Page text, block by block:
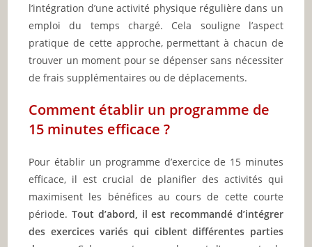
l’intégration d’une activité physique régulière dans un
emploi du temps chargé. Cela souligne l’aspect
pratique de cette approche, permettant à chacun de
trouver un moment pour se dépenser sans nécessiter
de frais supplémentaires ou de déplacements.
Comment établir un programme de
15 minutes efficace ?
Pour établir un programme d’exercice de 15 minutes
efficace, il est crucial de planifier des activités qui
maximisent les bénéfices au cours de cette courte
période. Tout d’abord, il est recommandé d’intégrer
des exercices variés qui ciblent différentes parties